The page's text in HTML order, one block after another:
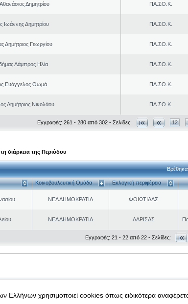
Δημητρίου ΠΑ.ΣΟ.Κ.
Ιωάννης Δημητρίου ΠΑ.ΣΟ.Κ.
Δημήτριος Γεωργίου ΠΑ.ΣΟ.Κ.
Λάμπρος Ηλία ΠΑ.ΣΟ.Κ.
Ευάγγελος Θωμά ΠΑ.ΣΟ.Κ.
Δημήτριος Νικολάου ΠΑ.ΣΟ.Κ.
Εγγραφές: 261 - 280 από 302 - Σελίδες: 12
διάρκεια της Περιόδου
Κοινοβουλευτική Ομάδα Εκλογική περιφέρεια
ΝΕΑ ΔΗΜΟΚΡΑΤΙΑ ΦΘΙΩΤΙΔΑΣ
ΝΕΑ ΔΗΜΟΚΡΑΤΙΑ ΛΑΡΙΣΑΣ
Εγγραφές: 21 - 22 από 22 - Σελίδες:
Πρόσβαση
Ελλήνων χρησιμοποιεί cookies όπως ειδικότερα